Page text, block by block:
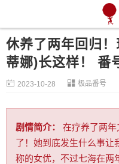
休养了两年回归
蒂娜)长这样！ 番
 2023-10-28  极品番号
剧情简介：
在疗养了两
了！她到底发生什么事让
称的女优，不过七海在两